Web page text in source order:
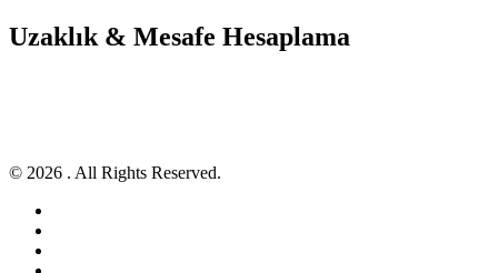
Uzaklık & Mesafe Hesaplama
© 2026 . All Rights Reserved.